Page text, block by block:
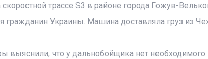
скоростной трассе S3 в районе города Гожув-
гражданин Украины. Машина доставляла груз из
выяснили, что у дальнобойщика нет необходимого